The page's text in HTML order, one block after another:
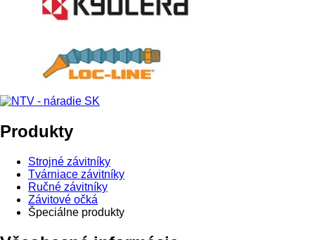
Produkty
Strojné závitníky
Tvárniace závitníky
Ručné závitníky
Závitové očká
Špeciálne produkty